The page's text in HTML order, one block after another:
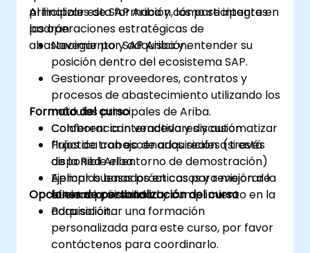
principales de SAP Ariba y cómo se integra en
las operaciones estratégicas de
abastecimiento y adquisición.
Al finalizar esta formación, los participantes
podrán:
Navegar por SAP Ariba y entender su
posición dentro del ecosistema SAP.
Gestionar proveedores, contratos y
procesos de abastecimiento utilizando los
módulos principales de Ariba.
Colaborar con vendedores y automatizar
flujos de trabajo de adquisición a través
de la Red Ariba.
Aplicar buenas prácticas para mejorar la
eficiencia, visibilidad y cumplimiento en la
adquisición.
Formato del curso
Conferencia interactiva y discusión
Práctica con escenarios reales (si está
disponible el entorno de demostración)
Ejemplos basados en casos y revisión de
buenas prácticas
Opciones de personalización del curso
Para solicitar una formación
personalizada para este curso, por favor
contáctenos para coordinarlo.